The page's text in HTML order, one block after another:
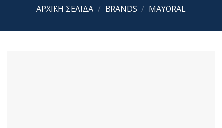
ΑΡΧΙΚΉ ΣΕΛΊΔΑ / BRANDS / MAYORAL